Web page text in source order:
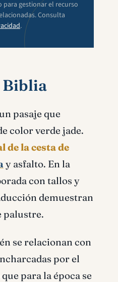
gestionar el recurso
Consulta
.
Biblia
pasaje que
color verde jade.
de la cesta de
y asfalto. En la
con tallos y
demuestran
palustre.
se relacionan con
por el
para la época se